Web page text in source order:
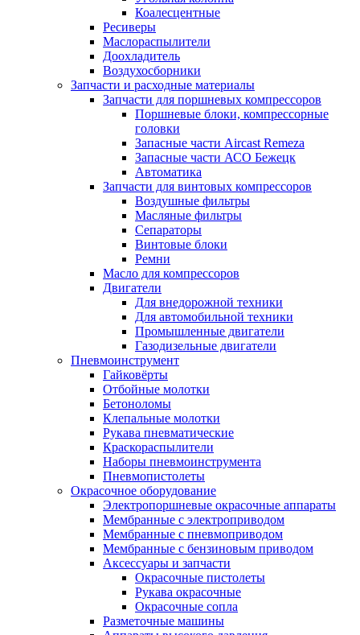
Коалесцентные
Ресиверы
Маслораспылители
Доохладитель
Воздухосборники
Запчасти и расходные материалы
Запчасти для поршневых компрессоров
Поршневые блоки, компрессорные
головки
Запасные части Aircast Remeza
Запасные части АСО Бежецк
Автоматика
Запчасти для винтовых компрессоров
Воздушные фильтры
Масляные фильтры
Сепараторы
Винтовые блоки
Ремни
Масло для компрессоров
Двигатели
Для внедорожной техники
Для автомобильной техники
Промышленные двигатели
Газодизельные двигатели
Пневмоинструмент
Гайковёрты
Отбойные молотки
Бетоноломы
Клепальные молотки
Рукава пневматические
Краскораспылители
Наборы пневмоинструмента
Пневмопистолеты
Окрасочное оборудование
Электропоршневые окрасочные аппараты
Мембранные с электроприводом
Мембранные с пневмоприводом
Мембранные с бензиновым приводом
Аксессуары и запчасти
Окрасочные пистолеты
Рукава окрасочные
Окрасочные сопла
Разметочные машины